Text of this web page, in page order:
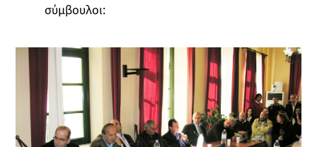
σύμβουλοι: